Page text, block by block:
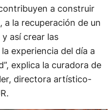
a construir
a la recuperación de un
así crear las
experiencia del día a
explica la curadora de
directora artístico-